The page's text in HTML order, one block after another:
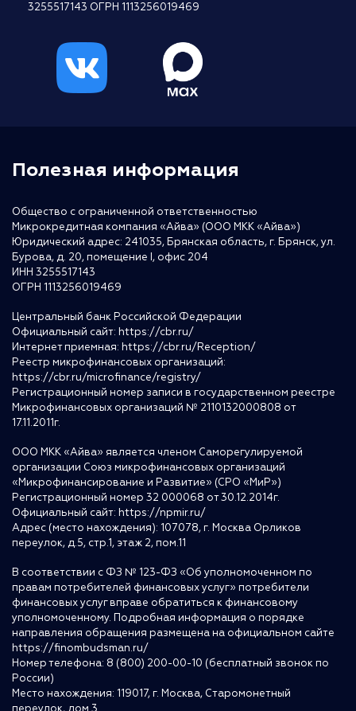
3255517143 ОГРН 1113256019469
Полезная информация
Общество с ограниченной ответственностью
Микрокредитная компания «Айва» (ООО МКК «Айва»)
Юридический адрес: 241035, Брянская область, г. Брянск, ул.
Бурова, д. 20, помещение I, офис 204
ИНН 3255517143
ОГРН 1113256019469
Центральный банк Российской Федерации
Официальный сайт: https://cbr.ru/
Интернет приемная: https://cbr.ru/Reception/
Реестр микрофинансовых организаций:
https://cbr.ru/microfinance/registry/
Регистрационный номер записи в государственном реестре
Микрофинансовых организаций № 2110132000808 от
17.11.2011г.
ООО МКК «Айва» является членом Саморегулируемой
организации Союз микрофинансовых организаций
«Микрофинансирование и Развитие» (СРО «МиР»)
Регистрационный номер 32 000068 от 30.12.2014г.
Официальный сайт: https://npmir.ru/
Адрес (место нахождения): 107078, г. Москва Орликов
переулок, д.5, стр.1, этаж 2, пом.11
В соответствии с ФЗ № 123-ФЗ «Об уполномоченном по
правам потребителей финансовых услуг» потребители
финансовых услуг вправе обратиться к финансовому
уполномоченному. Подробная информация о порядке
направления обращения размещена на официальном сайте
https://finombudsman.ru/
Номер телефона: 8 (800) 200-00-10 (бесплатный звонок по
России)
Место нахождения: 119017, г. Москва, Старомонетный